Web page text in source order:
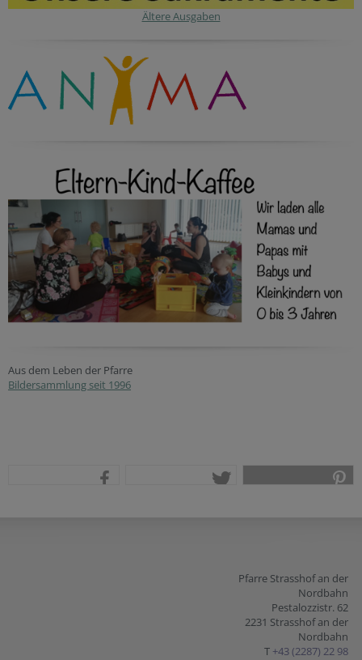
Ältere Ausgaben
Aus dem Leben der Pfarre
Bildersammlung seit 1996
Pfarre Strasshof an der
Nordbahn
Pestalozzistr. 62
2231 Strasshof an der
Nordbahn
T +43 (2287) 22 98